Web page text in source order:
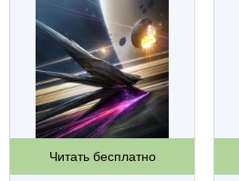
Читать бесплатно